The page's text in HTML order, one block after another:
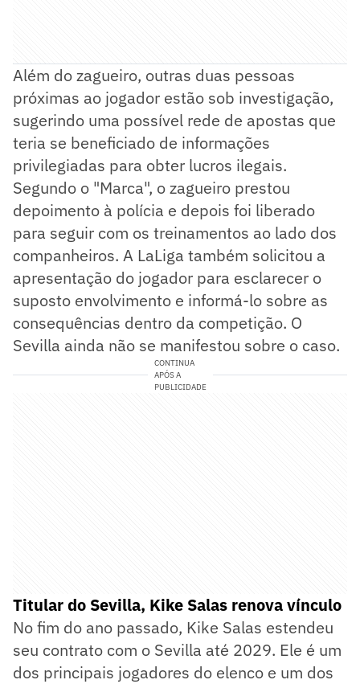
Além do zagueiro, outras duas pessoas
próximas ao jogador estão sob investigação,
sugerindo uma possível rede de apostas que
teria se beneficiado de informações
privilegiadas para obter lucros ilegais.
Segundo o "Marca", o zagueiro prestou
depoimento à polícia e depois foi liberado
para seguir com os treinamentos ao lado dos
companheiros. A LaLiga também solicitou a
apresentação do jogador para esclarecer o
suposto envolvimento e informá-lo sobre as
consequências dentro da competição. O
Sevilla ainda não se manifestou sobre o caso.
CONTINUA
APÓS A
PUBLICIDADE
Titular do Sevilla, Kike Salas renova vínculo
No fim do ano passado, Kike Salas estendeu
seu contrato com o Sevilla até 2029. Ele é um
dos principais jogadores do elenco e um dos